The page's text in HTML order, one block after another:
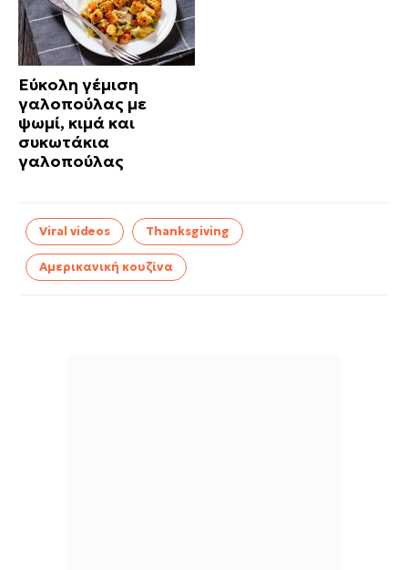
Εύκολη γέμιση
γαλοπούλας με
ψωμί, κιμά και
συκωτάκια
γαλοπούλας
Viral videos Thanksgiving
Αμερικανική κουζίνα